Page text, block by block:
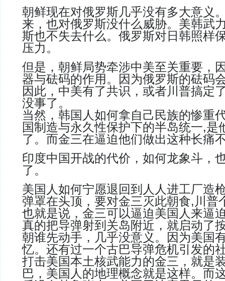
朝鲜现在对俄罗斯几乎没有多大意义
来，也对俄罗斯没什么威胁。美韩武
斯也不失去什么。俄罗斯对日韩照样
压力。
但是，朝鲜局势牵涉中美至关重要，
器与砝码的作用 。
因为俄罗斯的砝码
因此，中美有了共识，或者川普搞定
没事了。
当然，韩国人如何拿自己民族的惨重
国制造与永久性保护下的半岛统一,是
了。 而金三在逼迫他们做出这种长痛
印度中国开战的代价，如何龙象斗，
了。
美国人如何宁愿退回到人人进工厂造
弹罩在头顶，要对金三灭此朝食, 川普
也就是说，金三可以逼迫美国人来逼
真的把导弹射到关岛附近，就启动了
朝谁先动手，几乎没意义。因为美国
忆。还有过一个古巴导弹危机引发的
打击美国本土核武能力的金三，就是
巴，美国人的地理概念就是这样。而